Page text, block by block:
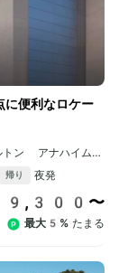
に便利なロケー
ン アナハイム
帰り 夜発
〜
最大5% たまる